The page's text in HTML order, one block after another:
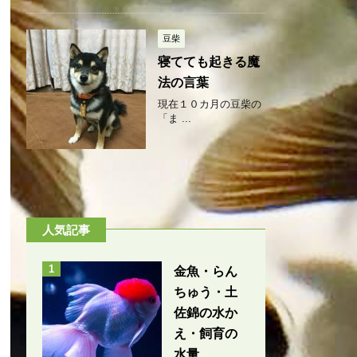
豆柴
寝てても起きる魔
法の言葉
現在１０カ月の豆柴の
「ま ...
人気記事
1
金魚・らん
ちゅう・土
佐錦の水か
え・飼育の
水量